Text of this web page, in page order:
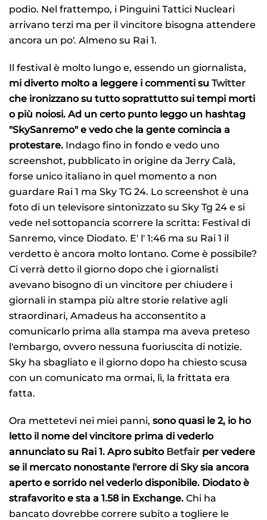
podio. Nel frattempo, i Pinguini Tattici Nucleari
arrivano terzi ma per il vincitore bisogna attendere
ancora un po'. Almeno su Rai 1.
Il festival è molto lungo e, essendo un giornalista,
mi diverto molto a leggere i commenti su Twitter
che ironizzano su tutto soprattutto sui tempi morti
o più noiosi. Ad un certo punto leggo un hashtag
"SkySanremo" e vedo che la gente comincia a
protestare. Indago fino in fondo e vedo uno
screenshot, pubblicato in origine da Jerry Calà,
forse unico italiano in quel momento a non
guardare Rai 1 ma Sky TG 24. Lo screenshot è una
foto di un televisore sintonizzato su Sky Tg 24 e si
vede nel sottopancia scorrere la scritta: Festival di
Sanremo, vince Diodato. E' l' 1:46 ma su Rai 1 il
verdetto è ancora molto lontano. Come è possibile?
Ci verrà detto il giorno dopo che i giornalisti
avevano bisogno di un vincitore per chiudere i
giornali in stampa più altre storie relative agli
straordinari, Amadeus ha acconsentito a
comunicarlo prima alla stampa ma aveva preteso
l'embargo, ovvero nessuna fuoriuscita di notizie.
Sky ha sbagliato e il giorno dopo ha chiesto scusa
con un comunicato ma ormai, lì, la frittata era
fatta.
Ora mettetevi nei miei panni, sono quasi le 2, io ho
letto il nome del vincitore prima di vederlo
annunciato su Rai 1. Apro subitoBetfair per vedere
se il mercato nonostante l'errore di Sky sia ancora
aperto e sorrido nel vederlo disponibile. Diodato è
strafavorito e sta a 1.58 in Exchange. Chi ha
bancato dovrebbe correre subito a togliere le